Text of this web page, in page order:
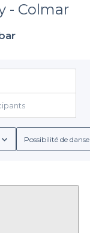
- Colmar
Possibilité de